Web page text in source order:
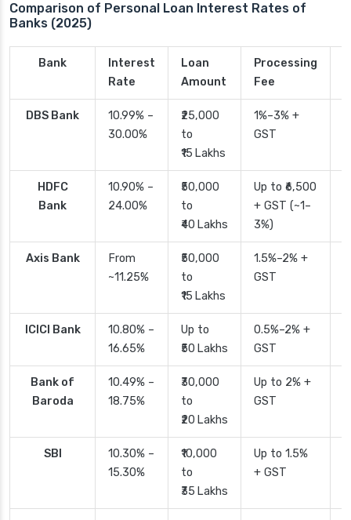
Comparison of Personal Loan Interest Rates of
Banks (2025)
Bank
Interest
Rate
Loan
Amount
Processing
Fee
DBS Bank
10.99% –
30.00%
₹25,000
to
₹15 Lakhs
1%–3% +
GST
HDFC
Bank
10.90% –
24.00%
₹50,000
to
₹40 Lakhs
Up to ₹6,500
+ GST (~1–
3%)
Axis Bank
From
~11.25%
₹50,000
to
₹15 Lakhs
1.5%–2% +
GST
ICICI Bank
10.80% –
16.65%
Up to
₹50 Lakhs
0.5%–2% +
GST
Bank of
Baroda
10.49% –
18.75%
₹30,000
to
₹20 Lakhs
Up to 2% +
GST
SBI
10.30% –
15.30%
₹10,000
to
₹35 Lakhs
Up to 1.5%
+ GST